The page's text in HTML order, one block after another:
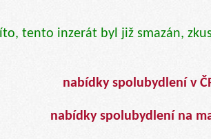
tento inzerát byl již smazán,
nabídky spolubydlení v
nabídky spolubydlení na